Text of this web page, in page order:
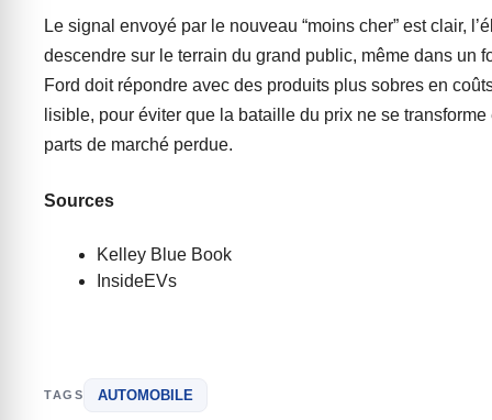
Le signal envoyé par le nouveau “moins cher” est clair,
descendre sur le terrain du grand public, même dans un
Ford doit répondre avec des produits plus sobres en
lisible, pour éviter que la bataille du prix ne se
parts de marché perdue.
Sources
Kelley Blue Book
InsideEVs
TAGS AUTOMOBILE